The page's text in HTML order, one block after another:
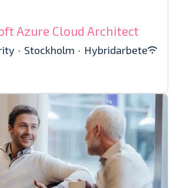
Azure Cloud Architect
· Stockholm · Hybridarbete